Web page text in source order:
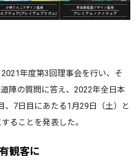
年度第3回理事会を行い、そ
陣の質問に答え、2022年全日本
、7日目にあたる1月29日（土）と
ることを発表した。
観客に